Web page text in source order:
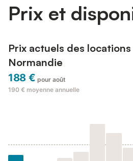
Prix et
Prix actuels des
Normandie
188 € pour août
190 € moyenne annuelle